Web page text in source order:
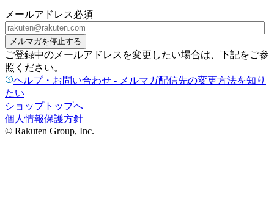
メールアドレス必須
メルマガを停止する
ご登録中のメールアドレスを変更したい場合は、下記をご参
照ください。
ヘルプ・お問い合わせ - メルマガ配信先の変更方法を知り
たい
ショップトップへ
個人情報保護方針
© Rakuten Group, Inc.